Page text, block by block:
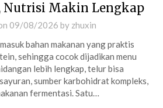
Nutrisi Makin Lengkap
09/08/2026 by zhuxin
bahan makanan yang praktis
sehingga cocok dijadikan menu
lebih lengkap, telur bisa
sumber karbohidrat kompleks,
fermentasi. Satu…